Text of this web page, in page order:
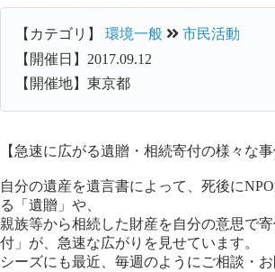
【カテゴリ】 環境一般
市民活動
【開催日】2017.09.12
【開催地】東京都
【急速に広がる遺贈・相続寄付の様々な事
自分の遺産を遺言書によって、死後に
る「遺贈」や、
親族等から相続した財産を自分の意思で
付」が、急速な広がりを見せています。
シーズにも最近、毎週のようにご相談・